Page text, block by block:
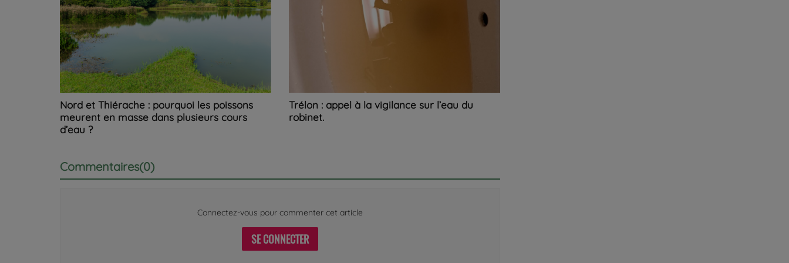
Nord et Thiérache : pourquoi les poissons
meurent en masse dans plusieurs cours
d’eau ?
Trélon : appel à la vigilance sur l’eau du
robinet.
Commentaires(0)
Connectez-vous pour commenter cet article
SE CONNECTER